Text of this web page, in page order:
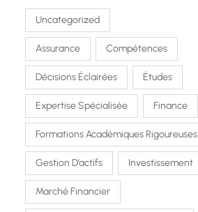
Uncategorized
Assurance Compétences
Décisions Éclairées Études
Expertise Spécialisée Finance
Formations Académiques Rigoureuses
Gestion D’actifs Investissement
Marché Financier